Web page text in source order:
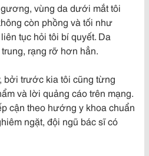
vùng da dưới mắt tôi
còn phồng và tối như
tục hỏi tôi bí quyết. Da
rạng rỡ hơn hẳn.
bởi trước kia tôi cũng từng
và lời quảng cáo trên mạng.
cận theo hướng y khoa chuẩn
ngặt, đội ngũ bác sĩ có